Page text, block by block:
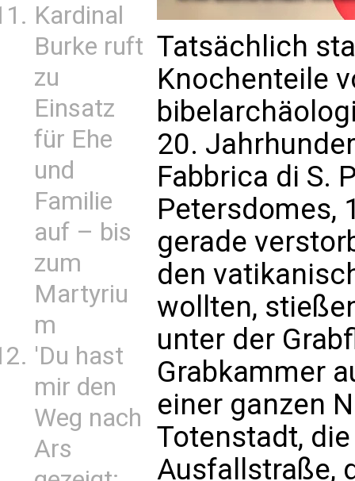
Kardinal
Burke ruft
zu
Einsatz
für Ehe
und
Familie
auf – bis
zum
Martyriu
m
'Du hast
mir den
Weg nach
Ars
Tatsächlich
Knochenteile
20.
Fabbrica di S.
Petersdomes,
gerade
den
wollten,
unter der
Grabkammer
einer ganzen
Totenstadt,
Ausfallstraße,